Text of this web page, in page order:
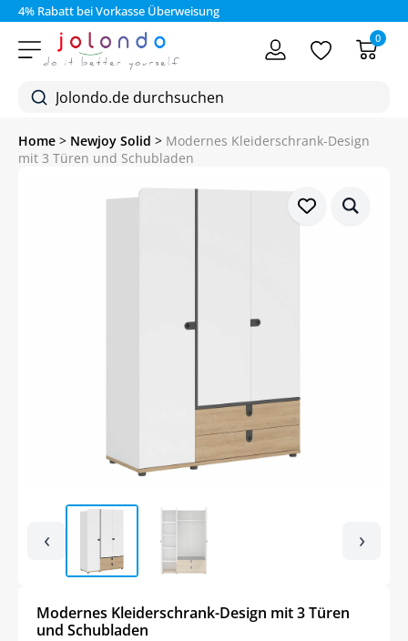
4% Rabatt bei Vorkasse Überweisung
0
Home > Newjoy Solid > Modernes Kleiderschrank-Design
mit 3 Türen und Schubladen
‹ ›
Modernes Kleiderschrank-Design mit 3 Türen
und Schubladen